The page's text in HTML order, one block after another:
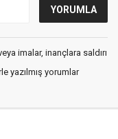
imalar, inançlara saldırı
yazılmış yorumlar